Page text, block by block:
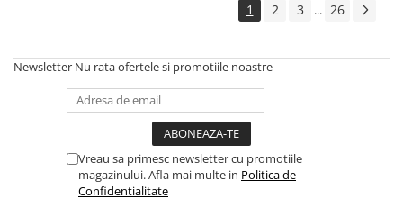
1 2 3 ... 26
Newsletter Nu rata ofertele si promotiile noastre
Vreau sa primesc newsletter cu promotiile
magazinului. Afla mai multe in Politica de
Confidentialitate